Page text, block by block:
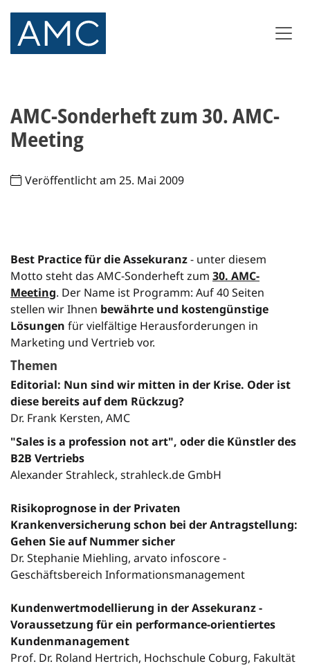
AMC-Sonderheft zum 30. AMC-
Meeting
Veröffentlicht am 25. Mai 2009
Best Practice für die Assekuranz- unter diesem
Motto steht das AMC-Sonderheft zum 30. AMC-
Meeting. Der Name ist Programm: Auf 40 Seiten
stellen wir Ihnen bewährte und kostengünstige
Lösungen für vielfältige Herausforderungen in
Marketing und Vertrieb vor.
Themen
Editorial: Nun sind wir mitten in der Krise. Oder ist
diese bereits auf dem Rückzug?
Dr. Frank Kersten, AMC
"Sales is a profession not art", oder die Künstler des
B2B Vertriebs
Alexander Strahleck, strahleck.de GmbH
Risikoprognose in der Privaten
Krankenversicherung schon bei der Antragstellung:
Gehen Sie auf Nummer sicher
Dr. Stephanie Miehling, arvato infoscore -
Geschäftsbereich Informationsmanagement
Kundenwertmodellierung in der Assekuranz -
Voraussetzung für ein performance-orientiertes
Kundenmanagement
Prof. Dr. Roland Hertrich, Hochschule Coburg, Fakultät